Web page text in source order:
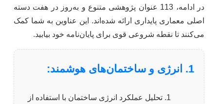
در ادامه، 113 عنوان پژوهشی متنوع و به‌روز در هفت دسته
اصلی معماری پایداری ارائه شده‌اند. این عناوین به شما کمک
می‌کنند تا نقطه شروعی قوی برای پایان‌نامه خود بیابید.
1. انرژی و ساختمان‌های هوشمند:
تحلیل عملکرد انرژی ساختمان با استفاده از